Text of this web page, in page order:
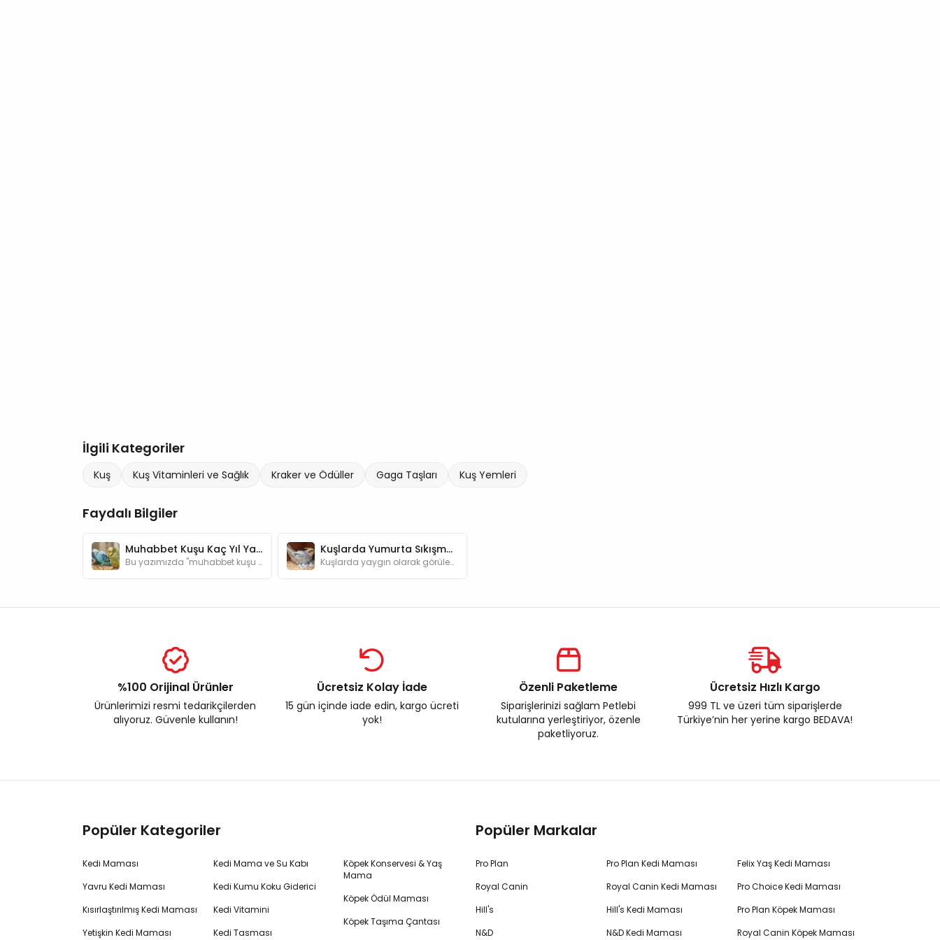
İlgili Kategoriler
Kuş Kuş Vitaminleri ve Sağlık Kraker ve Ödüller Gaga Taşları Kuş Yemleri
Faydalı Bilgiler
Muhabbet Kuşu Kaç Yıl Yaşar? Muhabet Kuşlarının Yaşam Süreleri
Bu yazımızda "muhabbet kuşu kaç yıl yaşar?" sorusunun cevabını bulabilir, sağlıklı bir yaşamları olması için yapabileceklerinizi öğrenebilirsiniz.
Kuşlarda Yumurta Sıkışması (Tıkanması)
Kuşlarda yaygın olarak görülen yumurta sıkışması hakkında merak ettiğiniz bilgileri yazımızda bulabilirsiniz.
%100 Orijinal Ürünler
Ürünlerimizi resmi tedarikçilerden
alıyoruz. Güvenle kullanın!
Ücretsiz Kolay İade
15 gün içinde iade edin, kargo ücreti
yok!
Özenli Paketleme
Siparişlerinizi sağlam Petlebi
kutularına yerleştiriyor, özenle
paketliyoruz.
Ücretsiz Hızlı Kargo
999 TL ve üzeri tüm siparişlerde
Türkiye’nin her yerine kargo BEDAVA!
Popüler Kategoriler
Kedi Maması
Yavru Kedi Maması
Kısırlaştırılmış Kedi Maması
Yetişkin Kedi Maması
Kedi Mama ve Su Kabı
Kedi Kumu Koku Giderici
Kedi Vitamini
Kedi Tasması
Köpek Konservesi & Yaş
Mama
Köpek Ödül Maması
Köpek Taşıma Çantası
Popüler Markalar
Pro Plan
Royal Canin
Hill's
N&D
Pro Plan Kedi Maması
Royal Canin Kedi Maması
Hill's Kedi Maması
N&D Kedi Maması
Felix Yaş Kedi Maması
Pro Choice Kedi Maması
Pro Plan Köpek Maması
Royal Canin Köpek Maması